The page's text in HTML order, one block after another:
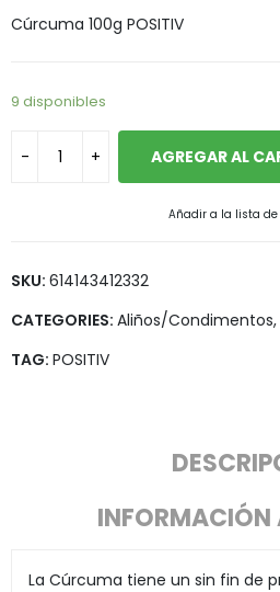
Cúrcuma 100g POSITIV
9 disponibles
AGREGAR AL
Añadir a la lista de
SKU: 614143412332
CATEGORIES: Aliños/Condimentos,
TAG: POSITIV
La Cúrcuma tiene un sin fin de